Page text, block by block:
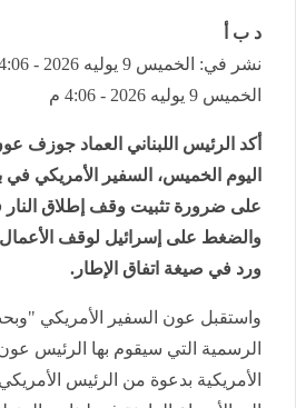
د ب أ
الخميس 9 يوليه 2026 - 4:06 م
أكد الرئيس اللبناني العماد جوزف
اليوم الخميس، السفير الأمريكي
على ضرورة تثبيت وقف إطلاق
والضغط على إسرائيل لوقف الأعمال
ورد في صيغة اتفاق الإطار.
واستقبل عون السفير الأمريكي
الرسمية التي سيقوم بها الرئيس عون
الأمريكية بدعوة من الرئيس